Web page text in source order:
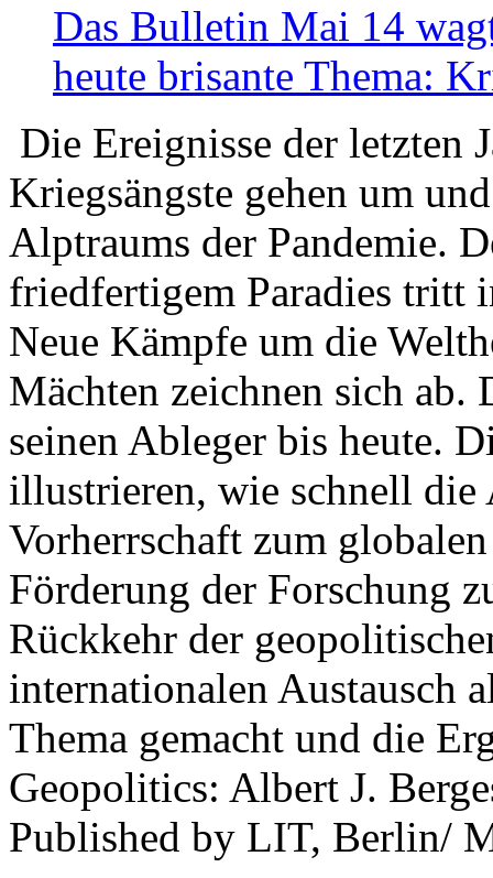
Das Bulletin Mai 14
heute brisante Thema:
Die Ereignisse der letzten
Kriegsängste gehen um
Alptraums der Pandemie.
friedfertigem Paradies tritt
Neue Kämpfe um die
Mächten zeichnen sich
seinen Ableger bis heute.
illustrieren, wie schnell die
Vorherrschaft zum
Förderung der Forschung
Rückkehr der
internationalen Austausch
Thema gemacht und die
Geopolitics: Albert J.
Published by LIT, Berlin/